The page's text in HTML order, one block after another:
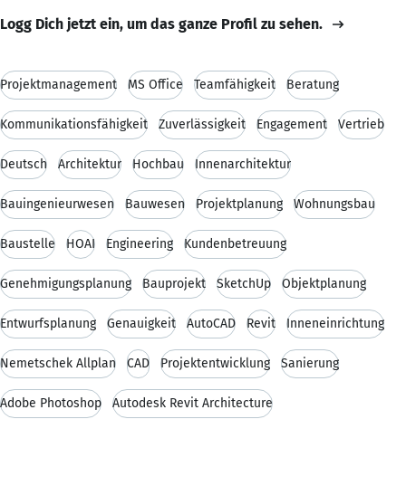
Logg Dich jetzt ein, um das ganze Profil zu sehen.
Projektmanagement MS Office Teamfähigkeit Beratung
Kommunikationsfähigkeit Zuverlässigkeit Engagement Vertrieb
Deutsch Architektur Hochbau Innenarchitektur
Bauingenieurwesen Bauwesen Projektplanung Wohnungsbau
Baustelle HOAI Engineering Kundenbetreuung
Genehmigungsplanung Bauprojekt SketchUp Objektplanung
Entwurfsplanung Genauigkeit AutoCAD Revit Inneneinrichtung
Nemetschek Allplan CAD Projektentwicklung Sanierung
Adobe Photoshop Autodesk Revit Architecture